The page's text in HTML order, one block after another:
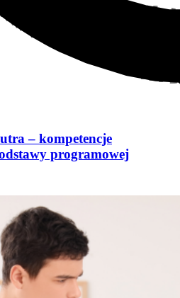
– kompetencje
programowej